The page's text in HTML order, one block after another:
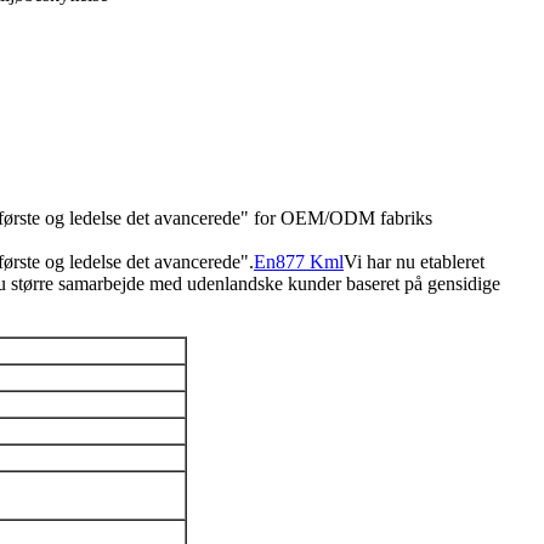
og ledelse det avancerede" for OEM/ODM fabriks
og ledelse det avancerede".En877 KmlVi har nu etableret
samarbejde med udenlandske kunder baseret på gensidige